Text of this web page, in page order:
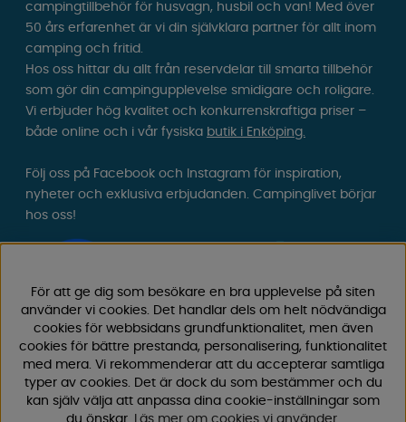
campingtillbehör för husvagn, husbil och van! Med över
50 års erfarenhet är vi din självklara partner för allt inom
camping och fritid.
Hos oss hittar du allt från reservdelar till smarta tillbehör
som gör din campingupplevelse smidigare och roligare.
Vi erbjuder hög kvalitet och konkurrenskraftiga priser –
både online och i vår fysiska butik i Enköping.
Följ oss på Facebook och Instagram för inspiration,
nyheter och exklusiva erbjudanden. Campinglivet börjar
hos oss!
För att ge dig som besökare en bra upplevelse på siten
använder vi cookies. Det handlar dels om helt nödvändiga
cookies för webbsidans grundfunktionalitet, men även
cookies för bättre prestanda, personalisering, funktionalitet
med mera. Vi rekommenderar att du accepterar samtliga
typer av cookies. Det är dock du som bestämmer och du
kan själv välja att anpassa dina cookie-inställningar som
du önskar.
Läs mer om cookies vi använder